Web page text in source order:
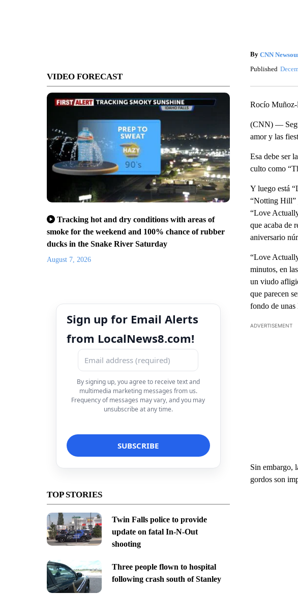
VIDEO FORECAST
Tracking hot and dry conditions with areas of
smoke for the weekend and 100% chance of rubber
ducks in the Snake River Saturday
August 7, 2026
Sign up for Email Alerts
from LocalNews8.com!
By signing up, you agree to receive text and
multimedia marketing messages from us.
Frequency of messages may vary, and you may
unsubscribe at any time.
TOP STORIES
Twin Falls police to provide
update on fatal In-N-Out
shooting
Three people flown to hospital
following crash south of Stanley
By CNN
Published
Rocío
(CNN) —
amor y las
Esa debe ser
culto como
Y luego está
“Notting Hill”
“Love
que acaba de
aniversario
“Love
minutos, en
un viudo
que parecen
fondo de unas
ADVERTISEMENT
Sin embargo,
gordos son